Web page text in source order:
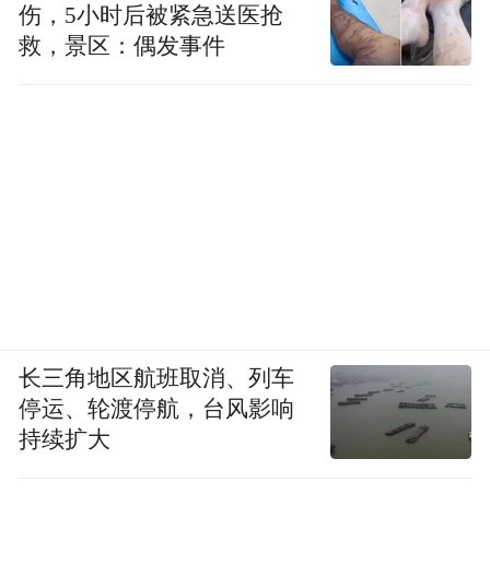
伤，5小时后被紧急送医抢
救，景区：偶发事件
长三角地区航班取消、列车
停运、轮渡停航，台风影响
持续扩大